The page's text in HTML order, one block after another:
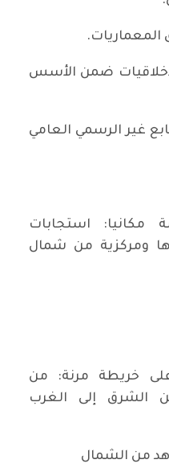
المعماريات.
ضمن الأسس
غير الرسمي العامي
مكانيا: استجابات
ومركزية من شمال
على خريطة مرنة: من
الشرق إلى الغرب
من الشمال